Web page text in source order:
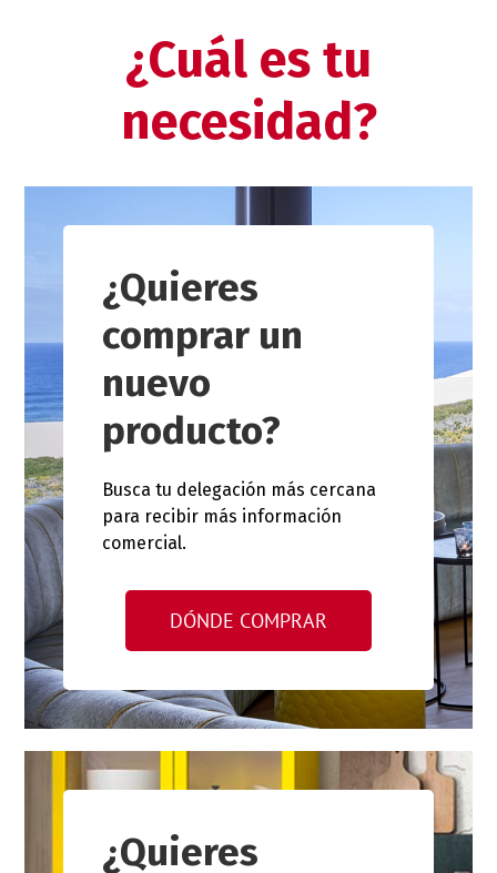
¿Cuál es tu
necesidad?
¿Quieres
comprar un
nuevo
producto?
Busca tu delegación más cercana
para recibir más información
comercial.
DÓNDE COMPRAR
¿Quieres